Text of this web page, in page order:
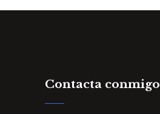
Contacta conmigo